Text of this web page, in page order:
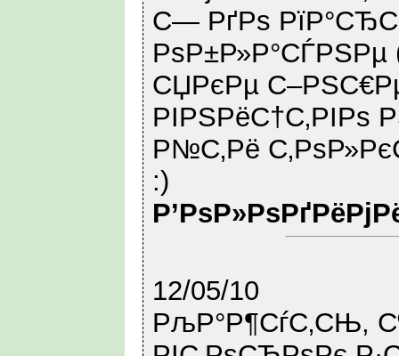
С— РґРѕ
РѕР±Р»Р°СЃРЅРµ
СЏРєРµ
РІРЅРёС†С‚РІРѕ
Р№С‚Рё
:)
12/05/10
РљР°Р¶СѓС‚СЊ,